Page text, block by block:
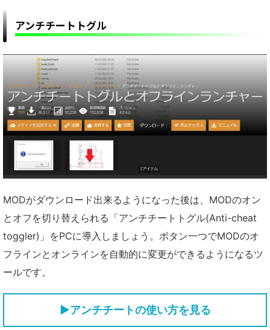
アンチチートトグル
MODがダウンロード出来るようになった後は、MODのオン
とオフを切り替えられる「アンチチートトグル(Anti-cheat
toggler)」をPCに導入しましょう。ボタン一つでMODのオ
フラインとオンラインを自動的に変更ができるようになるツ
ールです。
▶アンチチートの使い方を見る